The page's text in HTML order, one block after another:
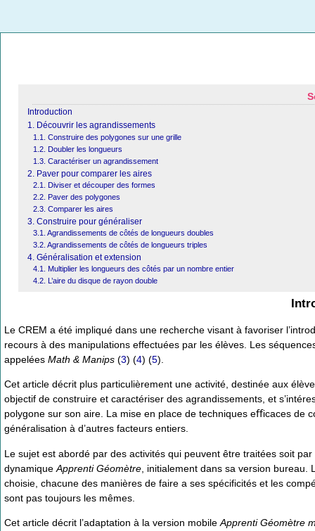
Introduction
1. Découvrir les agrandissements
1.1. Construire des polygones sur une grille
1.2. Doubler les longueurs
1.3. Caractériser un agrandissement
2. Paver pour comparer les aires
2.1. Diviser et découper des formes
2.2. Paver des polygones
2.3. Comparer les aires
3. Construire pour généraliser
3.1. Agrandissements de côtés de longueurs doubles
3.2. Agrandissements de côtés de longueurs triples
4. Généralisation et extension
4.1. Multiplier les longueurs des côtés par un nombre entier
4.2. L’aire du disque de rayon double
Le CREM a été impliqué dans une recherche visant à favoriser
recours à des manipulations effectuées par les élèves. Les
appelées Math & Manips (3) (4) (5).
Cet article décrit plus particulièrement une activité, destinée aux
objectif de construire et caractériser des agrandissements, et
polygone sur son aire. La mise en place de techniques eﬀicaces de
généralisation à d’autres facteurs entiers.
Le sujet est abordé par des activités qui peuvent être traitées soit
dynamique Apprenti Géomètre , initialement dans sa version
choisie, chacune des manières de faire a ses spécificités et les
sont pas toujours les mêmes.
Cet article décrit l’adaptation à la version mobileApprenti Géomètre